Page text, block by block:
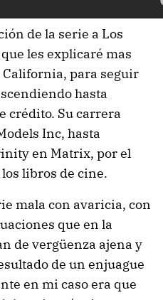
de la serie a Los
les explicaré mas
California, para seguir
hasta
crédito. Su carrera
Inc, hasta
en Matrix, por el
libros de cine.
mala con avaricia, con
que en la
de vergüenza ajena y
de un enjuague
en mi caso era que